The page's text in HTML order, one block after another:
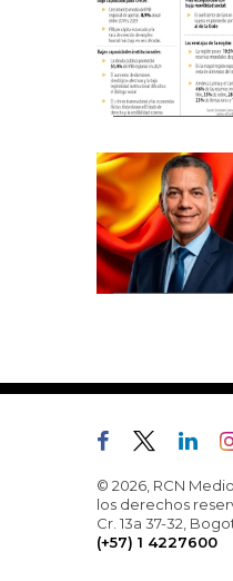
© 2026, RCN
los derechos
Cr. 13a 37-32,
(+57) 1 4227600